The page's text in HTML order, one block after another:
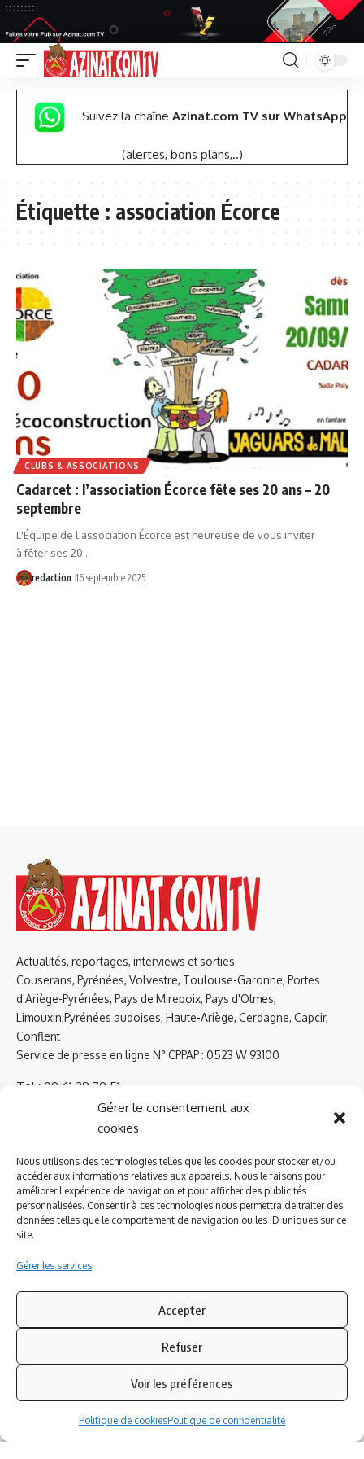
Gérer le consentement aux
cookies
Nous utilisons des technologies telles que les cookies pour stocker et/ou
accéder aux informations relatives aux appareils. Nous le faisons pour
améliorer l’expérience de navigation et pour afficher des publicités
personnalisées. Consentir à ces technologies nous permettra de traiter des
données telles que le comportement de navigation ou les ID uniques sur ce
site.
Gérer les services
Accepter
Refuser
Voir les préférences
Politique de cookiesPolitique de confidentialité
Suivez la chaîne Azinat.com TV sur WhatsApp
(alertes, bons plans,..)
Étiquette :association Écorce
CLUBS & ASSOCIATIONS
Cadarcet : l’association Écorce fête ses 20 ans – 20
septembre
L'Équipe de l'association Écorce est heureuse de vous inviter
à fêter ses 20…
redaction 16 septembre 2025
Actualités, reportages, interviews et sorties
Couserans, Pyrénées, Volvestre, Toulouse-Garonne, Portes
d'Ariège-Pyrénées, Pays de Mirepoix, Pays d'Olmes,
Limouxin,Pyrénées audoises, Haute-Ariège, Cerdagne, Capcir,
Conflent
Service de presse en ligne N° CPPAP : 0523 W 93100
Tel : 09 61 38 79 51
A PROPOS DE NOUS
Qui sommes-nous ?
Newsletter
Nous contacter
INFORMATIONS LEGALES
Politique de cookies
Politique de confidentialité
Mentions légales
Inscrivez-vous à notre newsletter
Abonnez-vous à notre
instantanément les dernières actualités !